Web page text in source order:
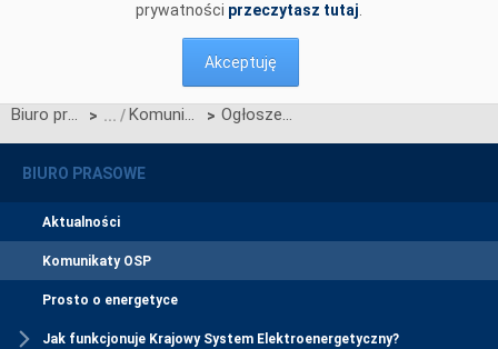
prywatności przeczytasz tutaj
Akceptuję
Biuro prasowe > Komunikaty OSP > Ogłoszenie wyników jednostronnego przetargu miesięcznego na zdolności przesyłowe połączenia PSE S.A. i NEK UKRENERGO na luty 2015 r.
BIURO PRASOWE
Aktualności
Komunikaty OSP
Prosto o energetyce
Jak funkcjonuje Krajowy System Elektroenergetyczny?